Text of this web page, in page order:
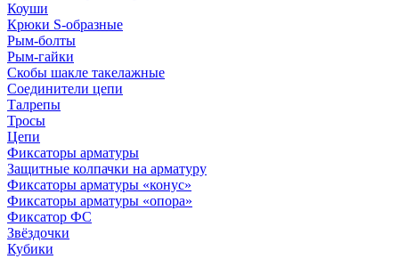
Коуши
Крюки S-образные
Рым-болты
Рым-гайки
Скобы шакле такелажные
Соединители цепи
Талрепы
Тросы
Цепи
Фиксаторы арматуры
Защитные колпачки на арматуру
Фиксаторы арматуры «конус»
Фиксаторы арматуры «опора»
Фиксатор ФС
Звёздочки
Кубики